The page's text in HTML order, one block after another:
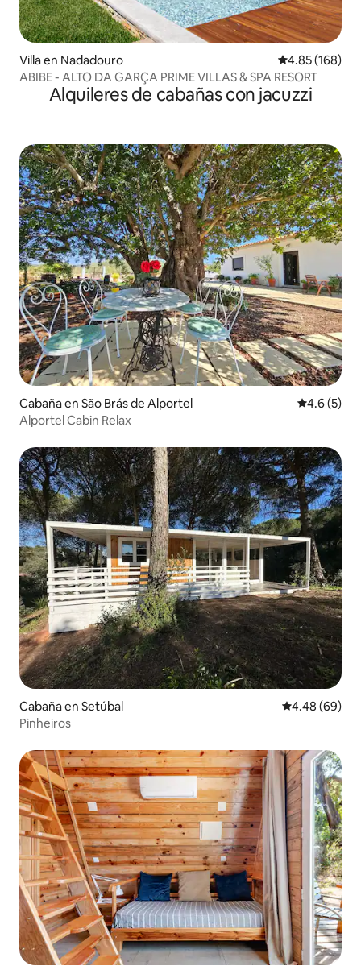
Villa en Nadadouro Calificación
4.85 (168)
ABIBE - ALTO DA GARÇA PRIME VILLAS & SPA RESORT
Alquileres de cabañas con jacuzzi
Cabaña en São Brás de Alportel
4.6 (5)
Alportel Cabin Relax
Cabaña en Setúbal Calificación
4.48 (69)
Pinheiros